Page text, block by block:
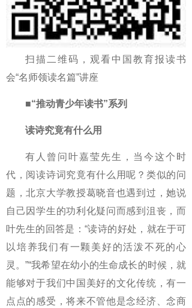
扫描二维码，观看中国教育报读书
会“名师领读名篇”讲座
■“推动青少年读书”系列
读诗究竟有什么用
有人曾问叶嘉莹先生，当今这个时
代，阅读诗词究竟有什么用呢？类似的问
题，北京大学教授葛晓音也遇到过，她说
自己因学生的功利化疑问而感到沮丧，而
叶先生的回答是：“读诗的好处，就在于可
以培养我们有一颗美好的活泼不死的心
灵。”“我希望在幼小的生命成长的时候，就
能够对于我们中国美好的文化传统，有一
点点的感受，将来不管他是念经济、念商